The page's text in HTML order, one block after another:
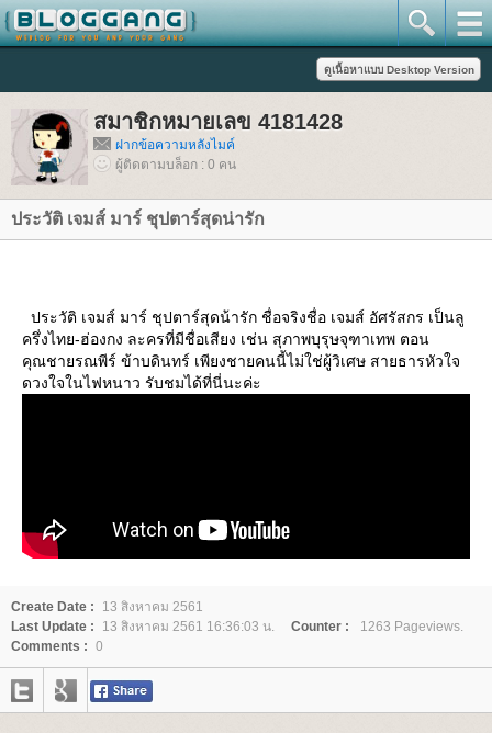
สมาชิกหมายเลข 4181428
ฝากข้อความหลังไมค์
ผู้ติดตามบล็อก : 0 คน
ประวัติ เจมส์ มาร์ ชุปตาร์สุดน่ารัก
ประวัติ เจมส์ มาร์ ชุปตาร์สุดน้ารัก ชื่อจริงชื่อ เจมส์ อัศรัสกร เป็นลู
ครึ่งไทย-ฮ่องกง ละครที่มีชื่อเสียง เช่น สุภาพบุรุษจุฑาเทพ ตอน
คุณชายรณพีร์ ข้าบดินทร์ เพียงชายคนนี้ไม่ใช่ผู้วิเศษ สายธารหัวใจ
ดวงใจในไฟหนาว รับชมได้ที่นี่นะค่ะ
Create Date :
13 สิงหาคม 2561
Last Update :
13 สิงหาคม 2561 16:36:03 น. Counter :
1263 Pageviews.
Comments : 0